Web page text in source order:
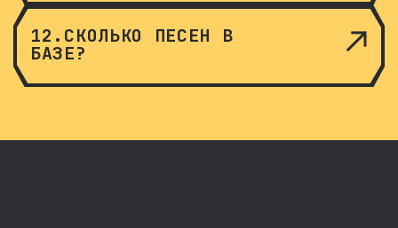
12.СКОЛЬКО ПЕСЕН В
БАЗЕ?